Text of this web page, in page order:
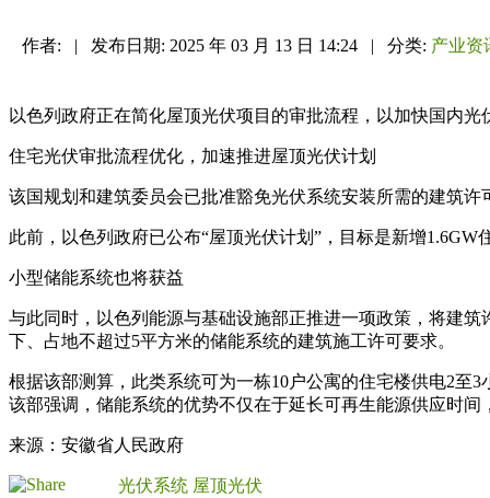
作者: | 发布日期: 2025 年 03 月 13 日 14:24 | 分类: 产业资
以色列政府正在简化屋顶光伏项目的审批流程，以加快国内光
住宅光伏审批流程优化，加速推进屋顶光伏计划
该国规划和建筑委员会已批准豁免光伏系统安装所需的建筑
此前，以色列政府已公布“屋顶光伏计划”，目标是新增1.6GW
小型储能系统也将获益
与此同时，以色列能源与基础设施部正推进一项政策，将建
下、占地不超过5平方米的储能系统的建筑施工许可要求。
根据该部测算，此类系统可为一栋10户公寓的住宅楼供电2至
该部强调，储能系统的优势不仅在于延长可再生能源供应时间
来源：安徽省人民政府
光伏系统 屋顶光伏